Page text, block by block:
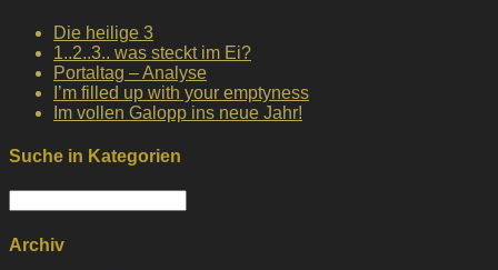
Die heilige 3
1..2..3.. was steckt im Ei?
Portaltag – Analyse
I’m filled up with your emptyness
Im vollen Galopp ins neue Jahr!
Suche in Kategorien
Kategorien
Archiv